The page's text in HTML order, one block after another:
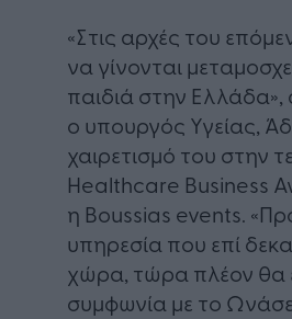
«Στις αρχές του
να γίνονται
παιδιά στην
ο υπουργός Υγείας,
χαιρετισμό του στην
Healthcare Business
η Boussias events.
υπηρεσία που επί
χώρα, τώρα πλέον θα
συμφωνία με το